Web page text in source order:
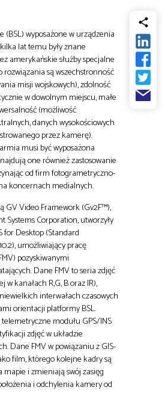
i telekomunikacja
i rekreacja
inżynieria i budownictwo
(BSL) wyposażone w urządzenia
lat temu były znane
amerykańskie służby specjalne
są wszechstronność
misji wojskowych), zdolność
w dowolnym miejscu, małe
(możliwość
danych wysokościowych
przez kamerę).
musi być wyposażona
one również zastosowanie
od firm fotogrametryczno-
koncernach medialnych.
GV Video Framework (Gv2F™),
Systems Corporation, utworzyły
Desktop (Standard
umożliwiający pracę
pozyskiwanymi
Dane FMV to seria zdjęć
kanałach R,G, B oraz IR),
interwałach czasowych
orientacji platformy BSL.
modułu GPS/INS
zdjęć w układzie
Dane FMV w powiązaniu z GIS-
film, którego kolejne kadry są
i zmieniają swój zasięg
i odchylenia kamery od